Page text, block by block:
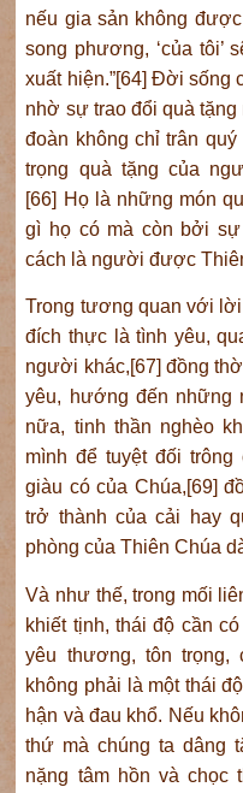
nếu gia sản không
song phương, ‘của tôi’
xuất hiện.”[64] Đời sống
nhờ sự trao đổi quà tặng
đoàn không chỉ trân
trọng quà tặng của
[66] Họ là những món
gì họ có mà còn bởi
cách là người được
Trong tương quan với
đích thực là tình yêu,
người khác,[67] đồng
yêu, hướng đến những
nữa, tinh thần nghèo
mình để tuyệt đối
giàu có của Chúa,[69]
trở thành của cải hay
phòng của Thiên Chúa
Và như thế, trong mối
khiết tịnh, thái độ cần
yêu thương, tôn trọng,
không phải là một thái
hận và đau khổ. Nếu
thứ mà chúng ta dâng
nặng tâm hồn và chọc